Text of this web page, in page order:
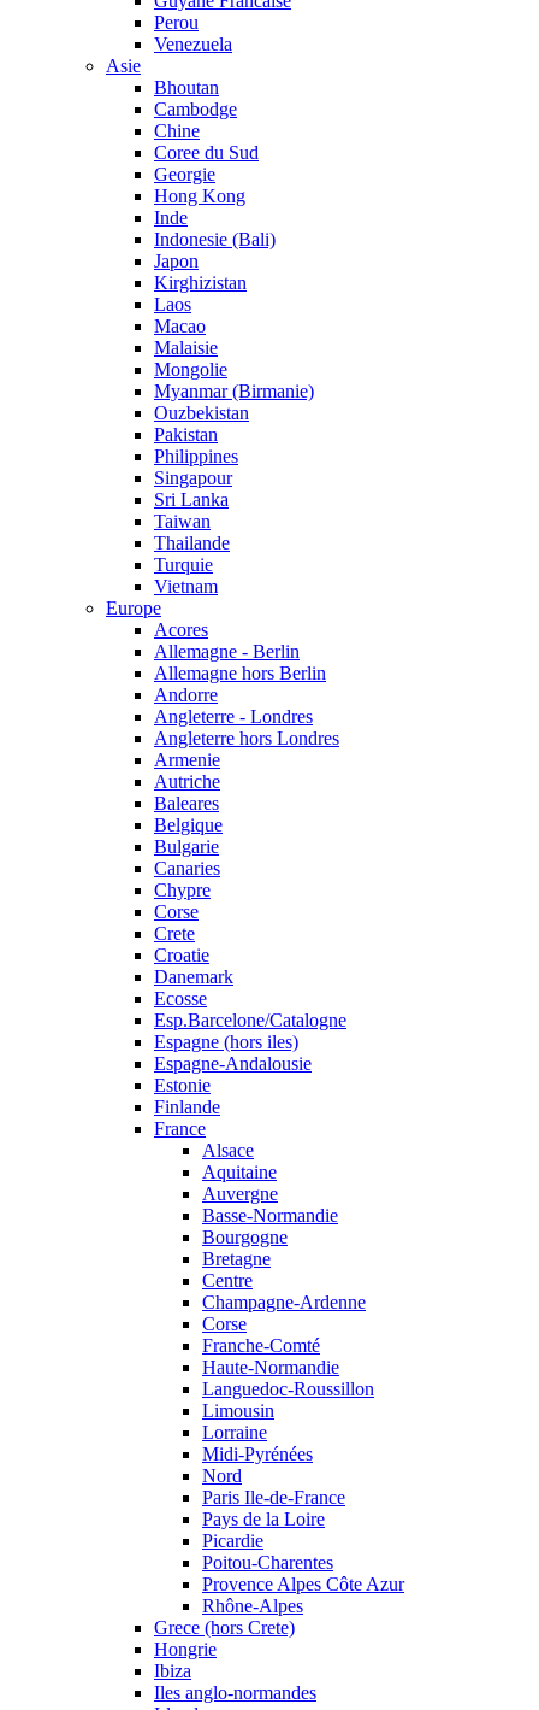
Perou
Venezuela
Asie
Bhoutan
Cambodge
Chine
Coree du Sud
Georgie
Hong Kong
Inde
Indonesie (Bali)
Japon
Kirghizistan
Laos
Macao
Malaisie
Mongolie
Myanmar (Birmanie)
Ouzbekistan
Pakistan
Philippines
Singapour
Sri Lanka
Taiwan
Thailande
Turquie
Vietnam
Europe
Acores
Allemagne - Berlin
Allemagne hors Berlin
Andorre
Angleterre - Londres
Angleterre hors Londres
Armenie
Autriche
Baleares
Belgique
Bulgarie
Canaries
Chypre
Corse
Crete
Croatie
Danemark
Ecosse
Esp.Barcelone/Catalogne
Espagne (hors iles)
Espagne-Andalousie
Estonie
Finlande
France
Alsace
Aquitaine
Auvergne
Basse-Normandie
Bourgogne
Bretagne
Centre
Champagne-Ardenne
Corse
Franche-Comté
Haute-Normandie
Languedoc-Roussillon
Limousin
Lorraine
Midi-Pyrénées
Nord
Paris Ile-de-France
Pays de la Loire
Picardie
Poitou-Charentes
Provence Alpes Côte Azur
Rhône-Alpes
Grece (hors Crete)
Hongrie
Ibiza
Iles anglo-normandes